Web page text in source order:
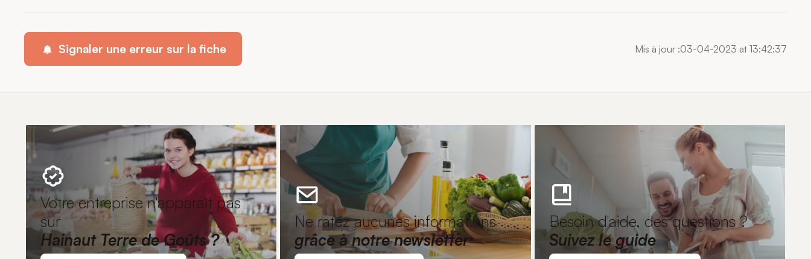
Signaler une erreur sur la fiche Mis à jour :03-04-2023 at 13:42:37
Votre entreprise n'apparaît pas
sur
Hainaut Terre de Goûts ?
Ne ratez aucunes informations
grâce à notre newsletter
Besoin d'aide, des questions ?
Suivez le guide